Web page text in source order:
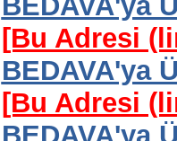
[Bu Adresi
BEDAVA'ya
[Bu Adresi